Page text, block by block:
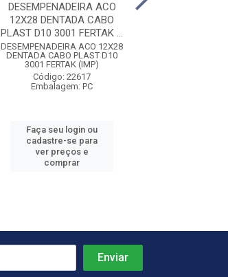
DESEMPENADEIRA ACO
12X28 DENTADA CABO
PLAST D10 3001 FERTAK ...
DESEMPENADEIRA ACO 12X28
DENTADA CABO PLAST D10
3001 FERTAK (IMP)
Código: 22617
Embalagem: PC
Faça seu login ou
cadastre-se para
ver preços e
comprar